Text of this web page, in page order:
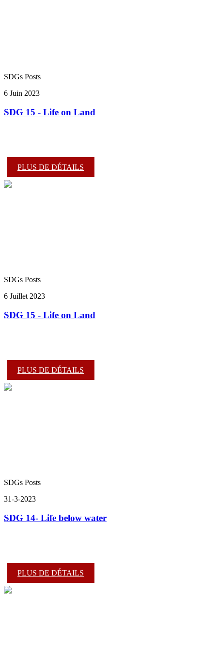
SDGs Posts
6 Juin 2023
SDG 15 - Life on Land
PLUS DE DÉTAILS
SDGs Posts
6 Juillet 2023
SDG 15 - Life on Land
PLUS DE DÉTAILS
SDGs Posts
31-3-2023
SDG 14- Life below water
PLUS DE DÉTAILS